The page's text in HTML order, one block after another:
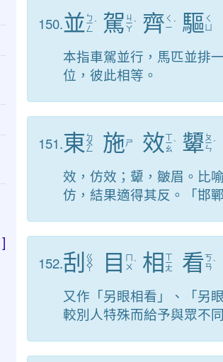
150.並 ㄅ
ㄧ
ㄥ
ˋ 駕 ㄐ
ㄧ
ㄚ
ˋ 齊 ㄑ
ㄧ ˊ 驅 ㄑ
本指車駕並行，馬匹並排
位，彼此相等。
151.東 ㄉ
ㄨ
ㄥ 施ㄕ 效ㄒ
ㄧ
ㄠ
ˋ 顰 ㄆ
ㄧ
ㄣ
ˊ
效，仿效；顰，皺眉。比
仿，結果適得其反。「邯
152.刮 ㄍ
ㄨ
ㄚ 目
ㄇ
ㄨ ˋ 相 ㄒ
ㄧ
ㄤ 看 ㄎ
ㄢˋ
又作「另眼相看」、「另
較別人特殊而給予與眾不
]